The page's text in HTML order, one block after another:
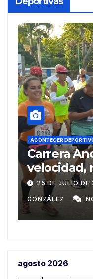
SAN ANTONIO DE LOS
Andarín
resistencia
deportivo en
DE 2026 ADIAN
NO HAY
agosto 2026